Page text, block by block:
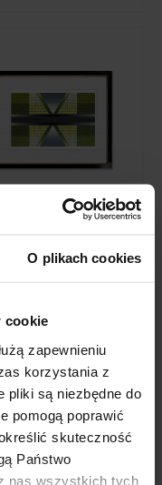
O plikach cookies
cookie
zapewnieniu
korzystania z
pliki są niezbędne do
pomogą poprawić
skuteczność
Państwo
nas wszystkich tych
Styka - Obraz LIX